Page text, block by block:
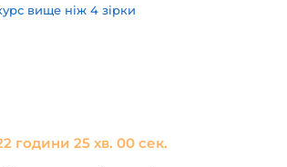
вище ніж 4 зірки
години 24 хв. 59 сек.